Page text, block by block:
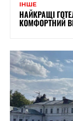
ІНШЕ
НАЙКРАЩІ
КОМФОРТНИЙ